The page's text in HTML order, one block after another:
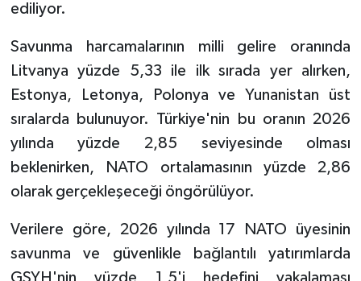
ediliyor.
Savunma harcamalarının milli gelire oranında
Litvanya yüzde 5,33 ile ilk sırada yer alırken,
Estonya, Letonya, Polonya ve Yunanistan üst
sıralarda bulunuyor. Türkiye'nin bu oranın 2026
yılında yüzde 2,85 seviyesinde olması
beklenirken, NATO ortalamasının yüzde 2,86
olarak gerçekleşeceği öngörülüyor.
Verilere göre, 2026 yılında 17 NATO üyesinin
savunma ve güvenlikle bağlantılı yatırımlarda